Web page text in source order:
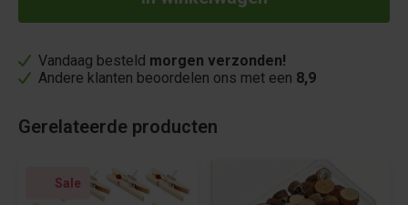
Vandaag besteld morgen verzonden!
Andere klanten beoordelen ons met een 8,9
Gerelateerde producten
Sale